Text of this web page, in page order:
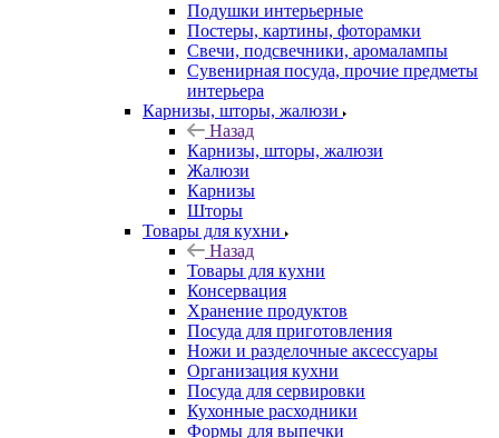
Подушки интерьерные
Постеры, картины, фоторамки
Свечи, подсвечники, аромалампы
Сувенирная посуда, прочие предметы
интерьера
Карнизы, шторы, жалюзи
Назад
Карнизы, шторы, жалюзи
Жалюзи
Карнизы
Шторы
Товары для кухни
Назад
Товары для кухни
Консервация
Хранение продуктов
Посуда для приготовления
Ножи и разделочные аксессуары
Организация кухни
Посуда для сервировки
Кухонные расходники
Формы для выпечки